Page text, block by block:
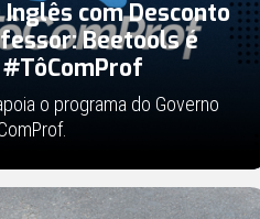
Inglês com Desconto
Beetools é
o programa do Governo